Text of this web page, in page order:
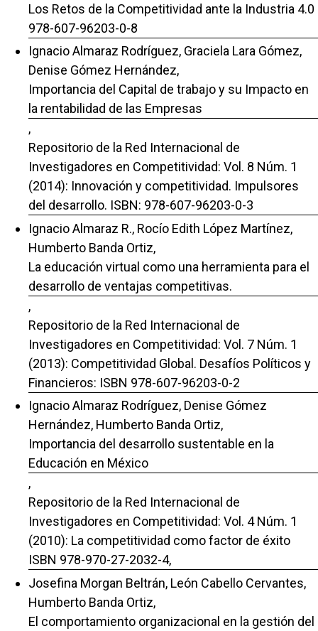
Los Retos de la Competitividad ante la Industria 4.0
978-607-96203-0-8
Ignacio Almaraz Rodríguez, Graciela Lara Gómez,
Denise Gómez Hernández,
Importancia del Capital de trabajo y su Impacto en
la rentabilidad de las Empresas
,
Repositorio de la Red Internacional de
Investigadores en Competitividad: Vol. 8 Núm. 1
(2014): Innovación y competitividad. Impulsores
del desarrollo. ISBN: 978-607-96203-0-3
Ignacio Almaraz R., Rocío Edith López Martínez,
Humberto Banda Ortiz,
La educación virtual como una herramienta para el
desarrollo de ventajas competitivas.
,
Repositorio de la Red Internacional de
Investigadores en Competitividad: Vol. 7 Núm. 1
(2013): Competitividad Global. Desafíos Políticos y
Financieros: ISBN 978-607-96203-0-2
Ignacio Almaraz Rodríguez, Denise Gómez
Hernández, Humberto Banda Ortiz,
Importancia del desarrollo sustentable en la
Educación en México
,
Repositorio de la Red Internacional de
Investigadores en Competitividad: Vol. 4 Núm. 1
(2010): La competitividad como factor de éxito
ISBN 978-970-27-2032-4,
Josefina Morgan Beltrán, León Cabello Cervantes,
Humberto Banda Ortiz,
El comportamiento organizacional en la gestión del